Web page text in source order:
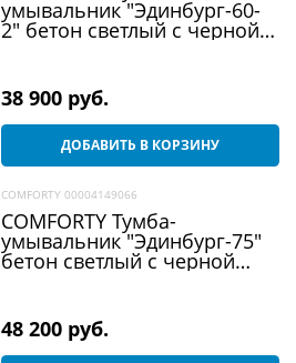
умывальник "Эдинбург-60-
2" бетон светлый с черной
9111
38 900 руб.
ДОБАВИТЬ В КОРЗИНУ
COMFORTY 00004149066
COMFORTY Тумба-
умывальник "Эдинбург-75"
бетон светлый с черной
48 200 руб.